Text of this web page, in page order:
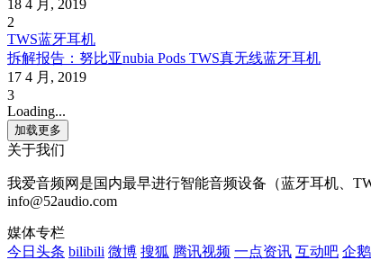
18 4 月, 2019
2
TWS蓝牙耳机
拆解报告：努比亚nubia Pods TWS真无线蓝牙耳机
17 4 月, 2019
3
Loading...
加载更多
关于我们
我爱音频网是国内最早进行智能音频设备（蓝牙耳机、
info@52audio.com
媒体专栏
今日头条 bilibili 微博 搜狐 腾讯视频 一点资讯 互动吧 企